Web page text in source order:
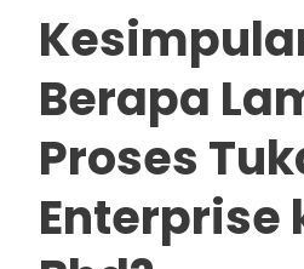
Berapa
Proses
Enterprise